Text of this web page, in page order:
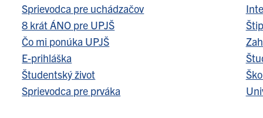
Sprievodca pre uchádzačov
8 krát ÁNO pre UPJŠ
Čo mi ponúka UPJŠ
E-prihláška
Študentský život
Sprievodca pre prváka